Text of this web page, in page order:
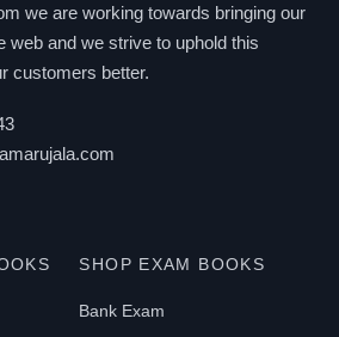
we are working towards bringing our
web and we strive to uphold this
customers better.
SHOP EXAM BOOKS
Bank Exam